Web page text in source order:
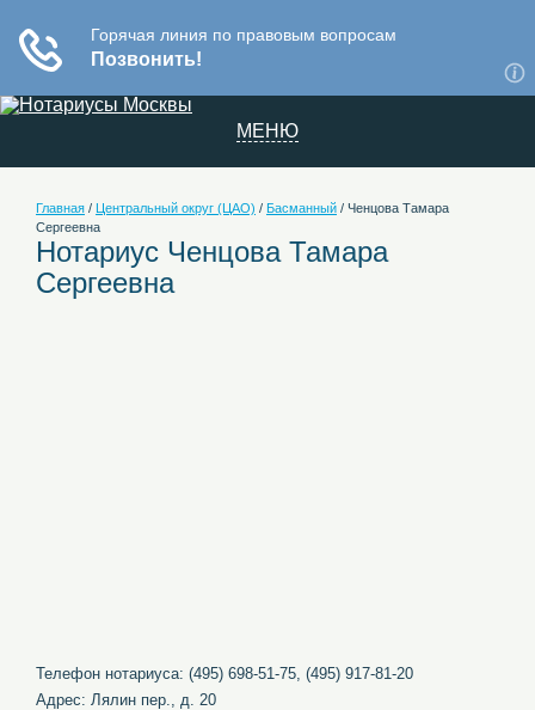
МЕНЮ
Главная / Центральный округ (ЦАО) / Басманный / Ченцова Тамара
Сергеевна
Нотариус Ченцова Тамара
Сергеевна
Телефон нотариуса: (495) 698-51-75, (495) 917-81-20
Адрес: Лялин пер., д. 20